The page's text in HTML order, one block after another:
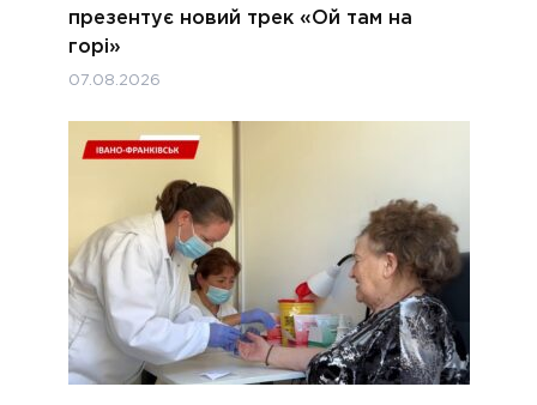
презентує новий трек «Ой там на
горі»
07.08.2026